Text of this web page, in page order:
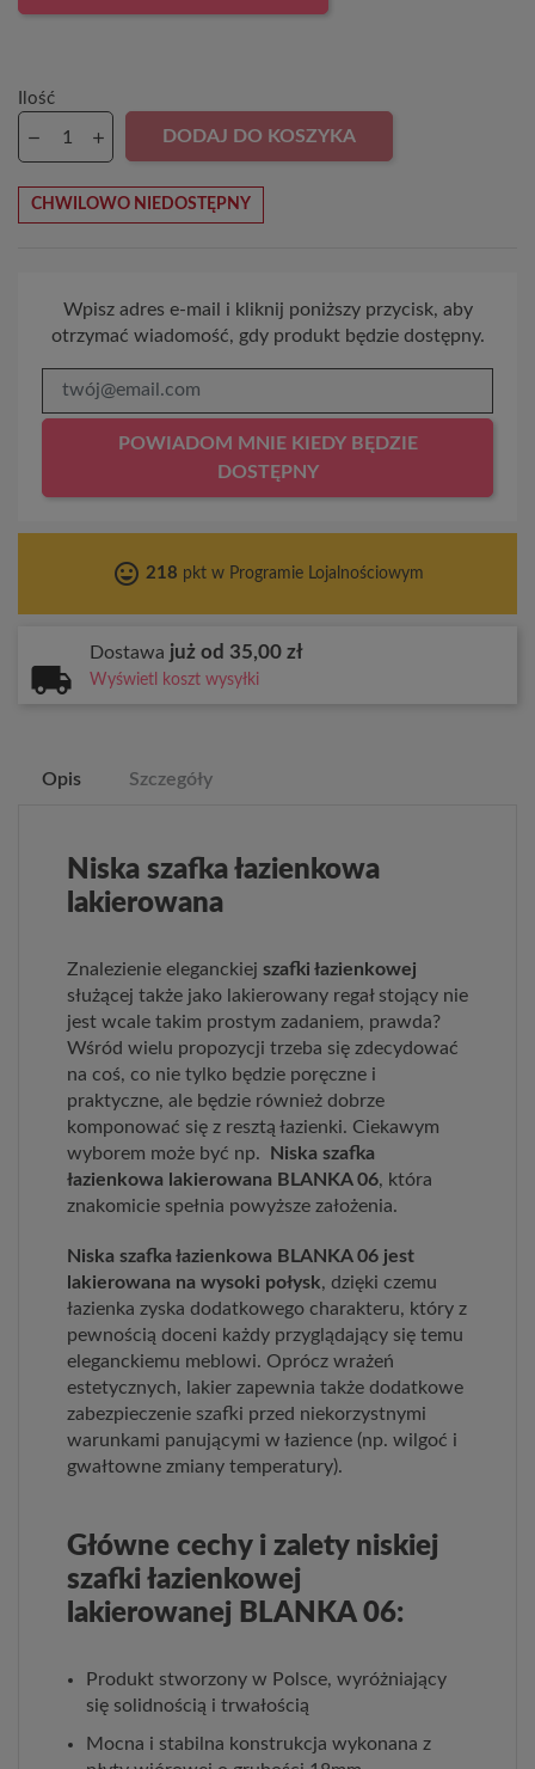
Ilość
DODAJ DO KOSZYKA
CHWILOWO NIEDOSTĘPNY
Wpisz adres e-mail i kliknij poniższy przycisk, aby
otrzymać wiadomość, gdy produkt będzie dostępny.
POWIADOM MNIE KIEDY BĘDZIE
DOSTĘPNY
tag_faces 218 pkt w Programie Lojalnościowym
Dostawa już od 35,00 zł
Wyświetl koszt wysyłki
Opis Szczegóły
Niska szafka łazienkowa
lakierowana
Znalezienie eleganckiej szafki łazienkowej
służącej także jako lakierowany regał stojący nie
jest wcale takim prostym zadaniem, prawda?
Wśród wielu propozycji trzeba się zdecydować
na coś, co nie tylko będzie poręczne i
praktyczne, ale będzie również dobrze
komponować się z resztą łazienki. Ciekawym
wyborem może być np.
Niska szafka
łazienkowa lakierowana BLANKA 06, która
znakomicie spełnia powyższe założenia.
Niska szafka łazienkowa BLANKA 06 jest
lakierowana na wysoki połysk, dzięki czemu
łazienka zyska dodatkowego charakteru, który z
pewnością doceni każdy przyglądający się temu
eleganckiemu meblowi. Oprócz wrażeń
estetycznych, lakier zapewnia także dodatkowe
zabezpieczenie szafki przed niekorzystnymi
warunkami panującymi w łazience (np. wilgoć i
gwałtowne zmiany temperatury).
Główne cechy i zalety niskiej
szafki łazienkowej
lakierowanej BLANKA 06:
Produkt stworzony w Polsce, wyróżniający
się solidnością i trwałością
Mocna i stabilna konstrukcja wykonana z